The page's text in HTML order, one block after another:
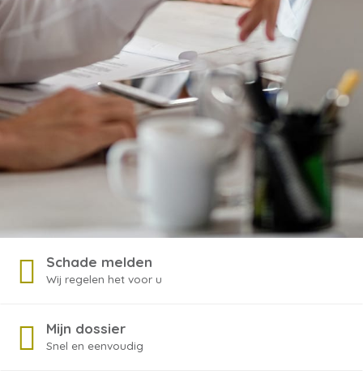
Schade melden
Wij regelen het voor u
Mijn dossier
Snel en eenvoudig